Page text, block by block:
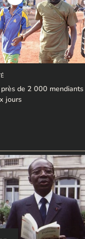
près de 2 000
jours